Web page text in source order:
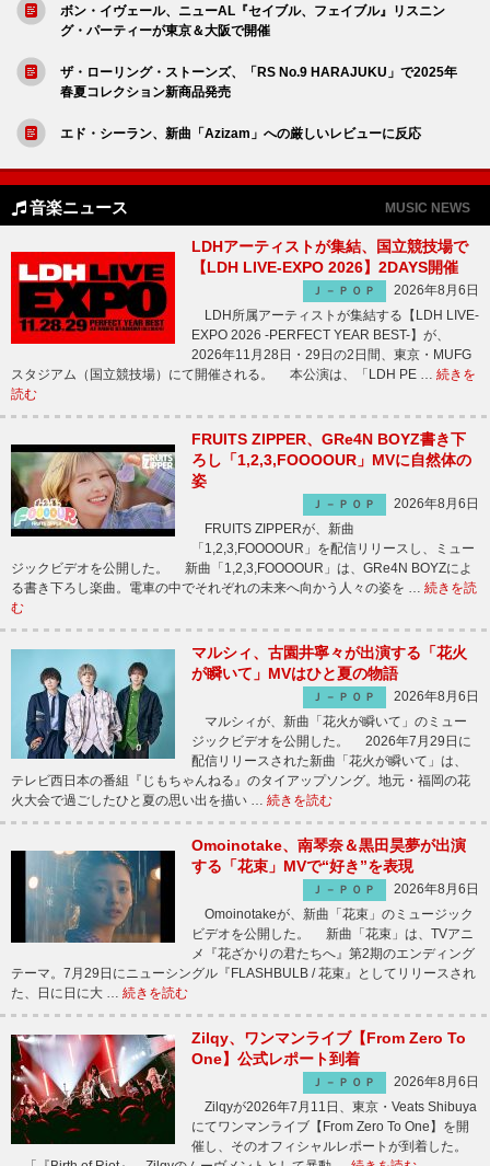
ボン・イヴェール、ニューAL『セイブル、フェイブル』リスニン
グ・パーティーが東京＆大阪で開催
ザ・ローリング・ストーンズ、「RS No.9 HARAJUKU」で2025年
春夏コレクション新商品発売
エド・シーラン、新曲「Azizam」への厳しいレビューに反応
音楽ニュース MUSIC NEWS
LDHアーティストが集結、国立競技場で
【LDH LIVE-EXPO 2026】2DAYS開催
Ｊ－ＰＯＰ
2026年8月6日
LDH所属アーティストが集結する【LDH LIVE-
EXPO 2026 -PERFECT YEAR BEST-】が、
2026年11月28日・29日の2日間、東京・MUFG
スタジアム（国立競技場）にて開催される。 本公演は、「LDH PE … 続きを
読む
FRUITS ZIPPER、GRe4N BOYZ書き下
ろし「1,2,3,FOOOOUR」MVに自然体の
姿
Ｊ－ＰＯＰ
2026年8月6日
FRUITS ZIPPERが、新曲
「1,2,3,FOOOOUR」を配信リリースし、ミュー
ジックビデオを公開した。 新曲「1,2,3,FOOOOUR」は、GRe4N BOYZによ
る書き下ろし楽曲。電車の中でそれぞれの未来へ向かう人々の姿を … 続きを読
む
マルシィ、古園井寧々が出演する「花火
が瞬いて」MVはひと夏の物語
Ｊ－ＰＯＰ
2026年8月6日
マルシィが、新曲「花火が瞬いて」のミュー
ジックビデオを公開した。 2026年7月29日に
配信リリースされた新曲「花火が瞬いて」は、
テレビ西日本の番組『じもちゃんねる』のタイアップソング。地元・福岡の花
火大会で過ごしたひと夏の思い出を描い … 続きを読む
Omoinotake、南琴奈＆黒田昊夢が出演
する「花束」MVで“好き”を表現
Ｊ－ＰＯＰ
2026年8月6日
Omoinotakeが、新曲「花束」のミュージック
ビデオを公開した。 新曲「花束」は、TVアニ
メ『花ざかりの君たちへ』第2期のエンディング
テーマ。7月29日にニューシングル『FLASHBULB / 花束』としてリリースされ
た、日に日に大 … 続きを読む
Zilqy、ワンマンライブ【From Zero To
One】公式レポート到着
Ｊ－ＰＯＰ
2026年8月6日
Zilqyが2026年7月11日、東京・Veats Shibuya
にてワンマンライブ【From Zero To One】を開
催し、そのオフィシャルレポートが到着した。